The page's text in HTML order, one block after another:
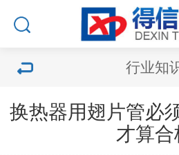
行业知
换热器用翅片管必
才算合